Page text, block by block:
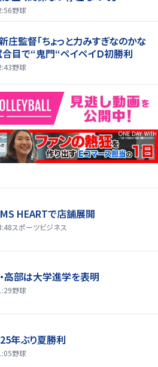
野球
新庄監督「ちょっと力みすぎなのかな
合目で“鬼門“ペイペイＤ初勝利
野球
HEARTで店舗展開
スポーツビジネス
高部は大学進学を表明
野球
年ぶり夏勝利
野球